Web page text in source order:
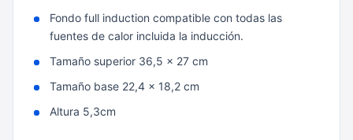
Fondo full induction compatible con todas las
fuentes de calor incluida la inducción.
Tamaño superior 36,5 x 27 cm
Tamaño base 22,4 x 18,2 cm
Altura 5,3cm